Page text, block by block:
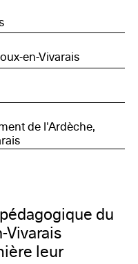
en-Vivarais
de l'Ardèche,
du
Vivarais
leur